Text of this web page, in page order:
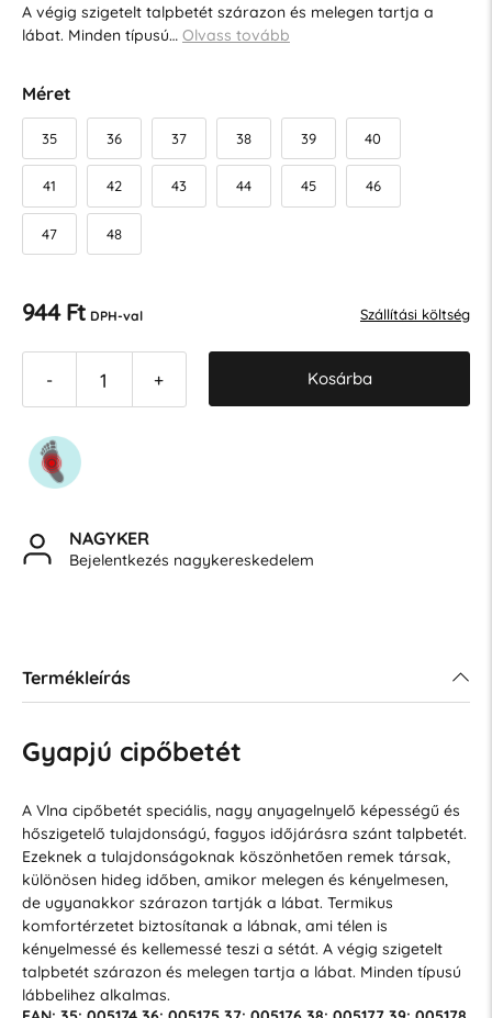
A végig szigetelt talpbetét szárazon és melegen tartja a
lábat. Minden típusú… Olvass tovább
Méret
35 36 37 38 39 40
41 42 43 44 45 46
47 48
944 Ft DPH-val Szállítási költség
- + Kosárba
NAGYKER
Bejelentkezés nagykereskedelem
Termékleírás
Gyapjú cipőbetét
A Vlna cipőbetét speciális, nagy anyagelnyelő képességű és
hőszigetelő tulajdonságú, fagyos időjárásra szánt talpbetét.
Ezeknek a tulajdonságoknak köszönhetően remek társak,
különösen hideg időben, amikor melegen és kényelmesen,
de ugyanakkor szárazon tartják a lábat. Termikus
komfortérzetet biztosítanak a lábnak, ami télen is
kényelmessé és kellemessé teszi a sétát. A végig szigetelt
talpbetét szárazon és melegen tartja a lábat. Minden típusú
lábbelihez alkalmas.